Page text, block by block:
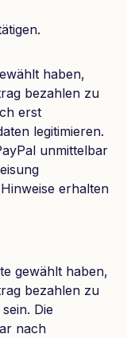
haben,
bezahlen zu
erst
legitimieren.
unmittelbar
erhalten
gewählt haben,
bezahlen zu
Die
nach